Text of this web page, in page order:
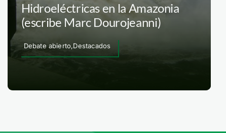
Hidroeléctricas en la Amazonia
(escribe Marc Dourojeanni)
Debate abierto,Destacados